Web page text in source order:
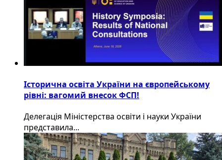
Історична освіта України на європейському
рівні: вагомий внесок ФСП!
Делегація Міністерства освіти і науки України
представила...